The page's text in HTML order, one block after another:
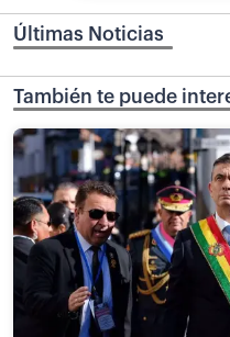
Últimas Noticias
También te puede